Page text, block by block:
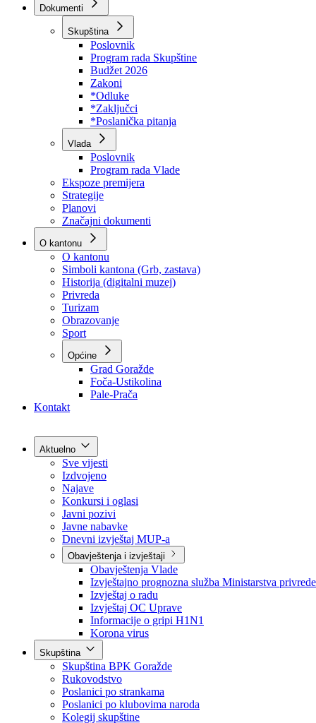
Kantonalni stambeni fond
Turistička organizacija
Dokumenti
Skupština
Poslovnik
Program rada Skupštine
Budžet 2026
Zakoni
*Odluke
*Zaključci
*Poslanička pitanja
Vlada
Poslovnik
Program rada Vlade
Ekspoze premijera
Strategije
Planovi
Značajni dokumenti
O kantonu
O kantonu
Simboli kantona (Grb, zastava)
Historija (digitalni muzej)
Privreda
Turizam
Obrazovanje
Sport
Općine
Kontakt
Aktuelno
Sve vijesti
Izdvojeno
Najave
Konkursi i oglasi
Javni pozivi
Javne nabavke
Dnevni izvještaj MUP-a
Obavještenja i izvještaji
Obavještenja Vlade
Izvještajno prognozna služba Ministarstva privrede
Izvještaj o radu
Izvještaj OC Uprave
Informacije o gripi H1N1
Korona virus
Skupština
Skupština BPK Goražde
Rukovodstvo